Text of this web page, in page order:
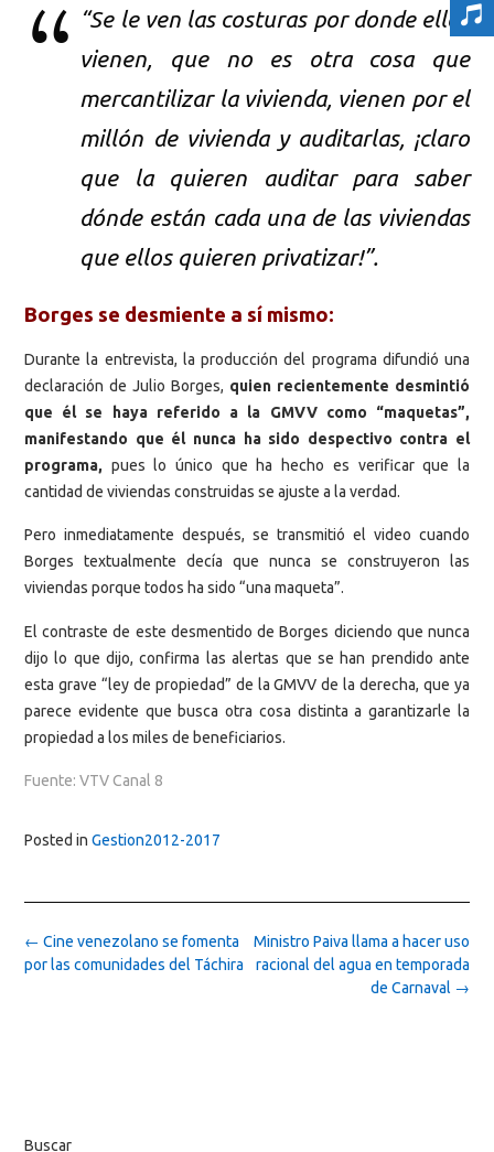
“Se le ven las costuras por donde ellos
vienen, que no es otra cosa que
mercantilizar la vivienda, vienen por el
millón de vivienda y auditarlas, ¡claro
que la quieren auditar para saber
dónde están cada una de las viviendas
que ellos quieren privatizar!”.
Borges se desmiente a sí mismo:
Durante la entrevista, la producción del programa difundió una
declaración de Julio Borges, quien recientemente desmintió
que él se haya referido a la GMVV como “maquetas”,
manifestando que él nunca ha sido despectivo contra el
programa, pues lo único que ha hecho es verificar que la
cantidad de viviendas construidas se ajuste a la verdad.
Pero inmediatamente después, se transmitió el video cuando
Borges textualmente decía que nunca se construyeron las
viviendas porque todos ha sido “una maqueta”.
El contraste de este desmentido de Borges diciendo que nunca
dijo lo que dijo, confirma las alertas que se han prendido ante
esta grave “ley de propiedad” de la GMVV de la derecha, que ya
parece evidente que busca otra cosa distinta a garantizarle la
propiedad a los miles de beneficiarios.
Fuente: VTV Canal 8
Posted in Gestion2012-2017
Post
navigation
Ministro Paiva llama a hacer uso
racional del agua en temporada
de Carnaval →
← Cine venezolano se fomenta
por las comunidades del Táchira
Buscar